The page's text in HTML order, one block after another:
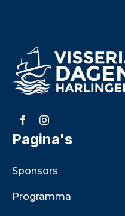
Pagina's
Sponsors
Programma